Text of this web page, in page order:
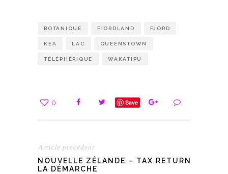
BOTANIQUE FIORDLAND FJORD
KEA LAC QUEENSTOWN
TÉLÉPHÉRIQUE WAKATIPU
0 Save
Article précédent
NOUVELLE ZÉLANDE – TAX RETURN –
LA DÉMARCHE